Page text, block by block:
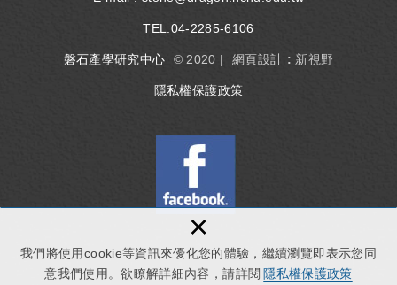
我們將使用cookie等資訊來優化您的體驗，繼續瀏覽即表示您同
意我們使用。欲瞭解詳細內容，請詳閱 隱私權保護政策
×
TEL:04-2285-6106
磐石產學研究中心 © 2020 | 網頁設計 : 新視野
隱私權保護政策